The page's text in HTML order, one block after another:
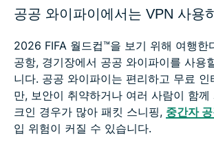
공공 와이파이에서는 VPN 사용
2026 FIFA 월드컵™을 보기 위해 여행한
공항, 경기장에서 공공 와이파이를 사용
니다. 공공 와이파이는 편리하고 무료 인
만, 보안이 취약하거나 여러 사람이 함께
크인 경우가 많아 패킷 스니핑, 중간자
입 위험이 커질 수 있습니다.